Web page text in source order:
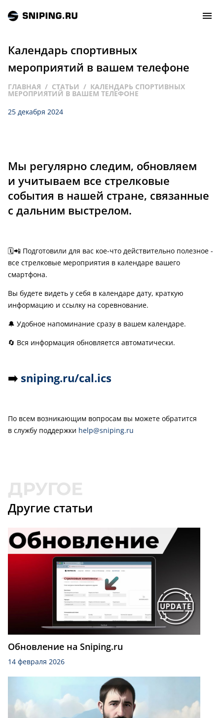
СОБЫТИЯ
РЕЙТИНГ
ТИРЫ И СТРЕЛЬБИЩА
МАСТЕРСКАЯ
ЗАЛ СЛАВЫ
О НАС
Календарь спортивных
мероприятий в вашем телефоне
ГЛАВНАЯ СТАТЬИ КАЛЕНДАРЬ СПОРТИВНЫХ
МЕРОПРИЯТИЙ В ВАШЕМ ТЕЛЕФОНЕ
25 декабря 2024
Мы регулярно следим, обновляем
и учитываем все стрелковые
события в нашей стране, связанные
с дальним выстрелом.
🗓️📲 Подготовили для вас кое-что действительно полезное -
все стрелковые мероприятия в календаре вашего
смартфона.
Вы будете видеть у себя в календаре дату, краткую
информацию и ссылку на соревнование.
🔔 Удобное напоминание сразу в вашем календаре.
🔄 Вся информация обновляется автоматически.
➡️ sniping.ru/cal.ics
По всем возникающим вопросам вы можете обратится
в службу поддержки help@sniping.ru
Другие статьи
Обновление на Sniping.ru
14 февраля 2026